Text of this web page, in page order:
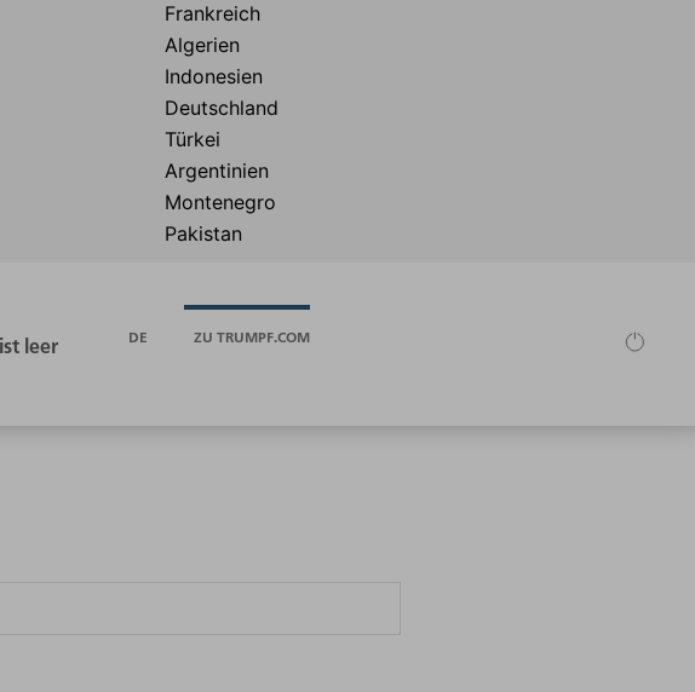
DE ZU TRUMPF.COM